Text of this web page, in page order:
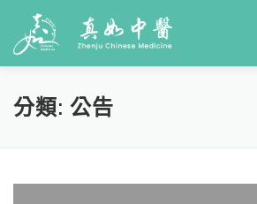
關於真如
分類: 公告